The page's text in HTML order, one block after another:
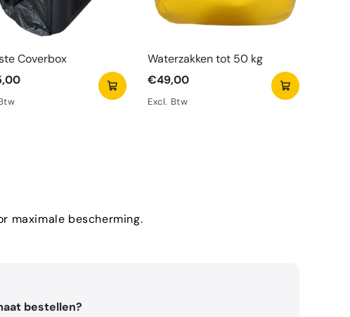
Coverbox
Waterzakken tot 50 kg
€49,00
Excl. Btw
maximale bescherming.
bestellen?